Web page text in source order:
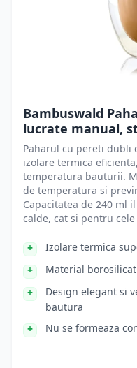
Bambuswald
lucrate manual,
Paharul cu pereti dubli
izolare termica
temperatura bauturii.
de temperatura si
Capacitatea de 240 ml
calde, cat si pentru cele
Izolare termica
Material
Design elegant si
bautura
Nu se formeaza